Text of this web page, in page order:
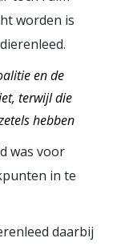
worden is
en de
terwijl die
hebben
was voor
in te
daarbij